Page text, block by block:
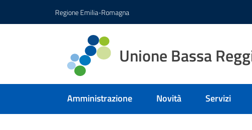
Regione Emilia-Romagna
Unione Bassa
Amministrazione Novità Servizi